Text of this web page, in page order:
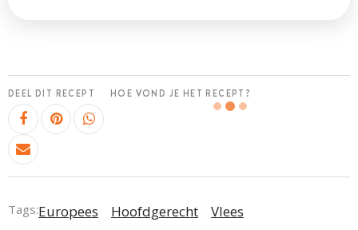
DEEL DIT RECEPT HOE VOND JE HET RECEPT?
Tags:Europees Hoofdgerecht Vlees